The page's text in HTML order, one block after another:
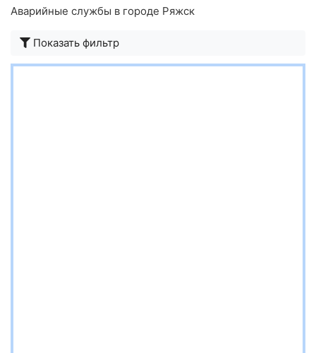
Аварийные службы в городе Ряжск
Показать фильтр